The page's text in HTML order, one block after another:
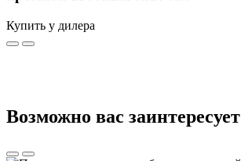
Купить у дилера
Возможно вас заинтересует